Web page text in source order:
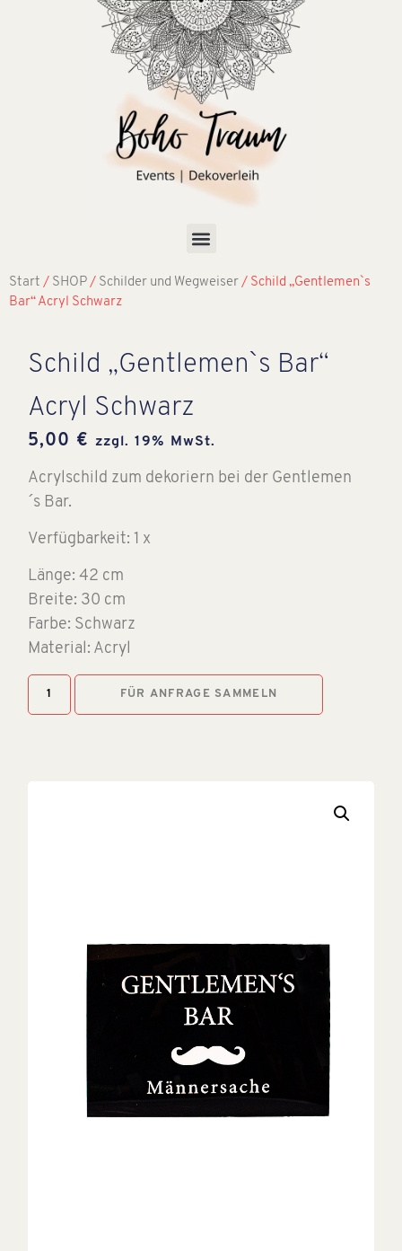
Start / SHOP / Schilder und Wegweiser / Schild „Gentlemen`s
Bar“ Acryl Schwarz
Schild „Gentlemen`s Bar“
Acryl Schwarz
5,00 € zzgl. 19% MwSt.
Acrylschild zum dekoriern bei der Gentlemen
´s Bar.
Verfügbarkeit: 1 x
Länge: 42 cm
Breite: 30 cm
Farbe: Schwarz
Material: Acryl
FÜR ANFRAGE SAMMELN